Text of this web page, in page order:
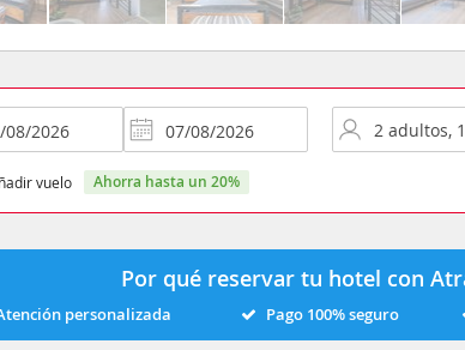
vuelo ahorra hasta un 20%
Por qué reservar tu hotel con
personalizada Pago 100% seguro